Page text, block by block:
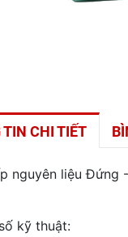
TIN CHI TIẾT
nguyên liệu Đứng
kỹ thuật: